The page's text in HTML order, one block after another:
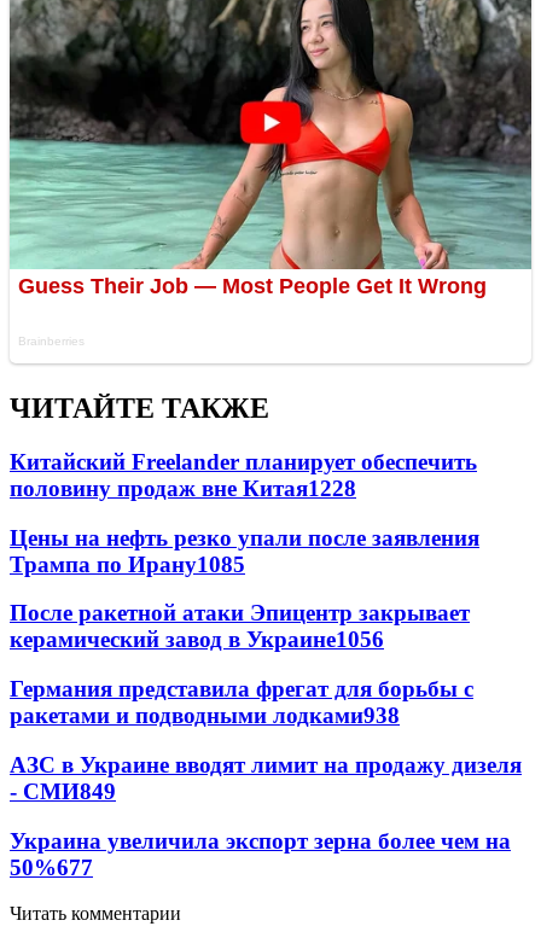
ЧИТАЙТЕ ТАКЖЕ
Китайский Freelander планирует обеспечить
половину продаж вне Китая1228
Цены на нефть резко упали после заявления
Трампа по Ирану1085
После ракетной атаки Эпицентр закрывает
керамический завод в Украине1056
Германия представила фрегат для борьбы с
ракетами и подводными лодками938
АЗС в Украине вводят лимит на продажу дизеля
- СМИ849
Украина увеличила экспорт зерна более чем на
50%677
Читать комментарии